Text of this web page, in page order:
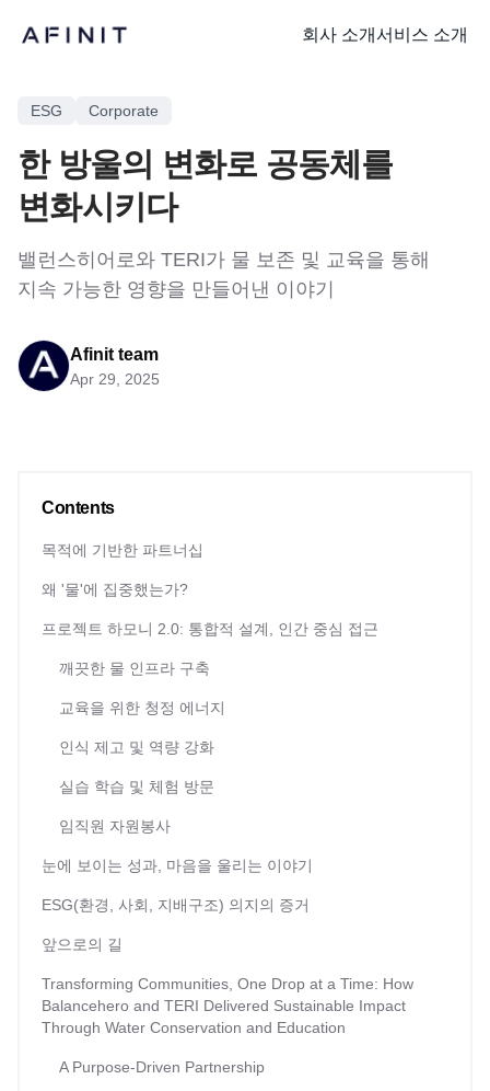
회사 소개서비스 소개
ESG Corporate
한 방울의 변화로 공동체를
변화시키다
밸런스히어로와 TERI가 물 보존 및 교육을 통해
지속 가능한 영향을 만들어낸 이야기
Afinit team
Apr 29, 2025
Contents
목적에 기반한 파트너십
왜 '물'에 집중했는가?
프로젝트 하모니 2.0: 통합적 설계, 인간 중심 접근
깨끗한 물 인프라 구축
교육을 위한 청정 에너지
인식 제고 및 역량 강화
실습 학습 및 체험 방문
임직원 자원봉사
눈에 보이는 성과, 마음을 울리는 이야기
ESG(환경, 사회, 지배구조) 의지의 증거
앞으로의 길
Transforming Communities, One Drop at a Time: How
Balancehero and TERI Delivered Sustainable Impact
Through Water Conservation and Education
A Purpose-Driven Partnership